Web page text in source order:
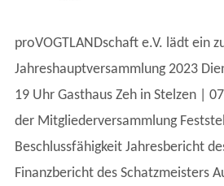
proVOGTLANDschaft e.V. lädt ein
Jahreshauptversammlung 2023
19 Uhr Gasthaus Zeh in Stelzen |
der Mitgliederversammlung
Beschlussfähigkeit Jahresbericht
Finanzbericht des Schatzmeisters